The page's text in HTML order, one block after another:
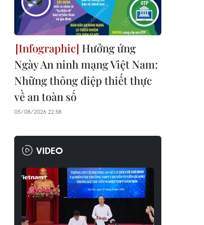
Hưởng ứng
Ngày An ninh mạng Việt Nam:
Những thông điệp thiết thực
về an toàn số
05/08/2026 22:58
VIDEO